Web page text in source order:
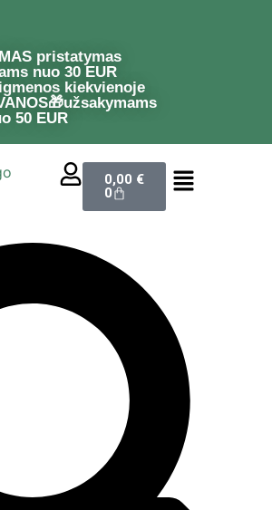
pristatymas
nuo 30 EUR
kiekvienoje
50 EUR
0,00 €
0